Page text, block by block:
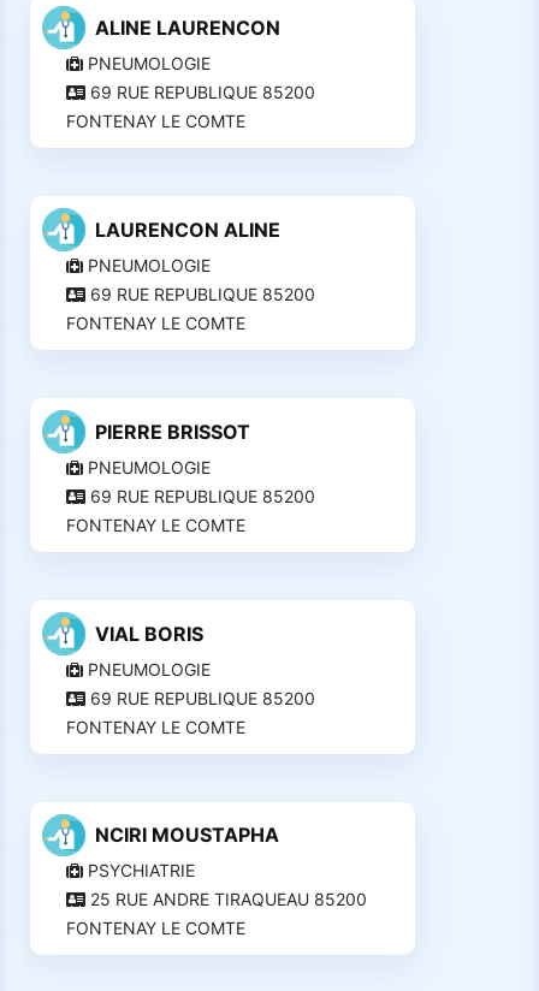
ALINE LAURENCON
PNEUMOLOGIE
69 RUE REPUBLIQUE 85200
FONTENAY LE COMTE
LAURENCON ALINE
PNEUMOLOGIE
69 RUE REPUBLIQUE 85200
FONTENAY LE COMTE
PIERRE BRISSOT
PNEUMOLOGIE
69 RUE REPUBLIQUE 85200
FONTENAY LE COMTE
VIAL BORIS
PNEUMOLOGIE
69 RUE REPUBLIQUE 85200
FONTENAY LE COMTE
NCIRI MOUSTAPHA
PSYCHIATRIE
25 RUE ANDRE TIRAQUEAU 85200
FONTENAY LE COMTE